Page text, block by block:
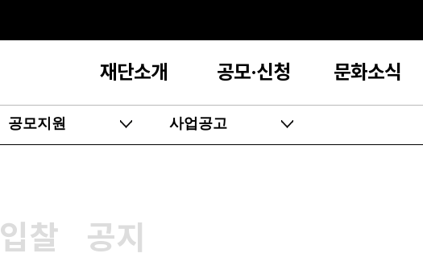
재단소개 공모·신청 문화소식
공모지원 사업공고
입찰 공지